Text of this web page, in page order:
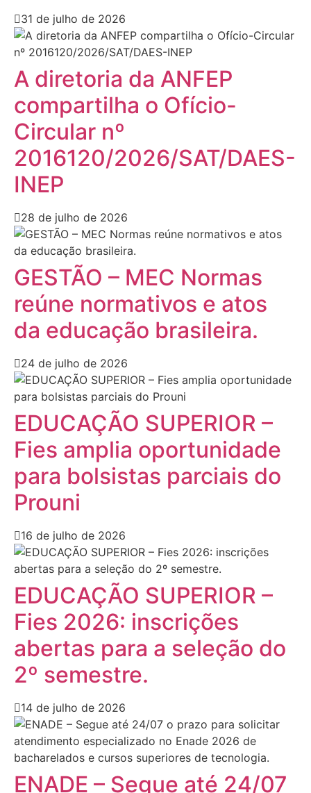
31 de julho de 2026
A diretoria da ANFEP
compartilha o Ofício-
Circular nº
2016120/2026/SAT/DAES-
INEP
28 de julho de 2026
GESTÃO – MEC Normas
reúne normativos e atos
da educação brasileira.
24 de julho de 2026
EDUCAÇÃO SUPERIOR –
Fies amplia oportunidade
para bolsistas parciais do
Prouni
16 de julho de 2026
EDUCAÇÃO SUPERIOR –
Fies 2026: inscrições
abertas para a seleção do
2º semestre.
14 de julho de 2026
ENADE – Segue até 24/07